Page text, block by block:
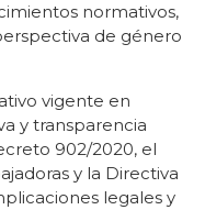
normativos,
de género
vigente en
y transparencia
902/2020, el
y la Directiva
legales y